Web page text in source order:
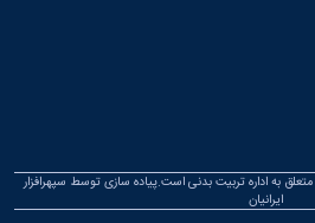
به اداره تربیت بدنی است.پیاده سازی توسط سپهرافزار
ایرانیان